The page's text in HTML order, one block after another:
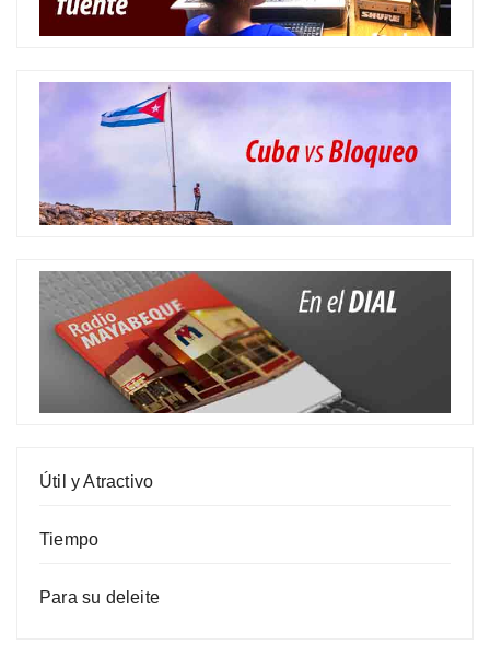
Útil y Atractivo
Tiempo
Para su deleite